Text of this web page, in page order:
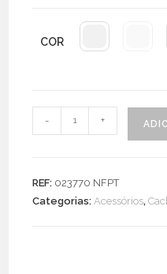
COR
Quantidade
de
- +
REF: 023770 NFPT
Categorias: Acessórios,